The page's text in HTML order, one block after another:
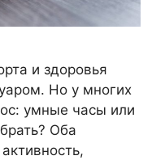
и здоровья
Но у многих
умные часы или
Оба